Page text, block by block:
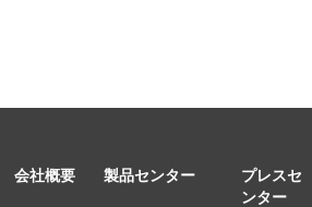
会社概要 製品センター
プレスセ
ンター